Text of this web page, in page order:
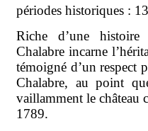
périodes historiques : 13
Riche d’une
Chalabre incarne
témoigné d’un respect
Chalabre, au point
vaillamment le château
1789.